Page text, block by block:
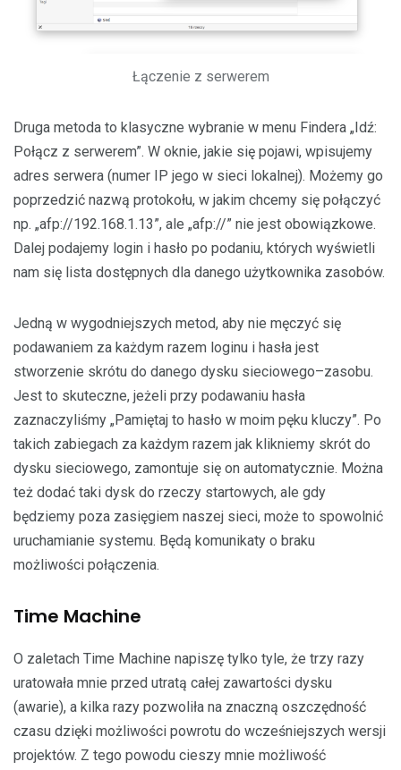
Łączenie z serwerem
Druga metoda to klasyczne wybranie w menu Findera „Idź:
Połącz z serwerem”. W oknie, jakie się pojawi, wpisujemy
adres serwera (numer IP jego w sieci lokalnej). Możemy go
poprzedzić nazwą protokołu, w jakim chcemy się połączyć
np. „afp://192.168.1.13”, ale „afp://” nie jest obowiązkowe.
Dalej podajemy login i hasło po podaniu, których wyświetli
nam się lista dostępnych dla danego użytkownika zasobów.
Jedną w wygodniejszych metod, aby nie męczyć się
podawaniem za każdym razem loginu i hasła jest
stworzenie skrótu do danego dysku sieciowego–zasobu.
Jest to skuteczne, jeżeli przy podawaniu hasła
zaznaczyliśmy „Pamiętaj to hasło w moim pęku kluczy”. Po
takich zabiegach za każdym razem jak klikniemy skrót do
dysku sieciowego, zamontuje się on automatycznie. Można
też dodać taki dysk do rzeczy startowych, ale gdy
będziemy poza zasięgiem naszej sieci, może to spowolnić
uruchamianie systemu. Będą komunikaty o braku
możliwości połączenia.
Time Machine
O zaletach Time Machine napiszę tylko tyle, że trzy razy
uratowała mnie przed utratą całej zawartości dysku
(awarie), a kilka razy pozwoliła na znaczną oszczędność
czasu dzięki możliwości powrotu do wcześniejszych wersji
projektów. Z tego powodu cieszy mnie możliwość